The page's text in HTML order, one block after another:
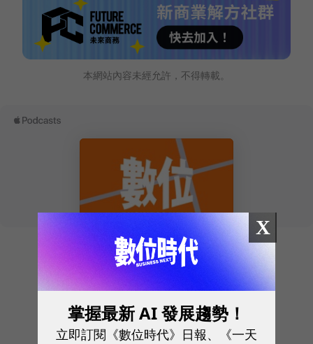
本網站內容未經允許，不得轉載。
往下滑看下一篇文章
X
掌握最新 AI 發展趨勢！
立即訂閱《數位時代》日報、《一天